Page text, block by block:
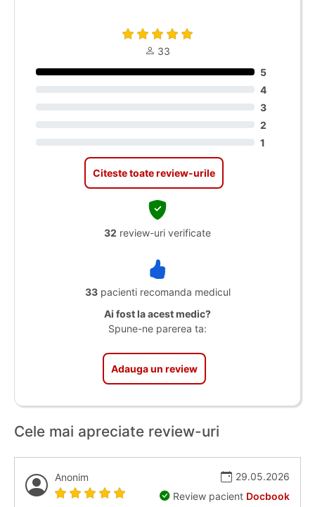
33
5
4
3
2
1
Citeste toate review-urile
32 review-uri verificate
33pacienti recomanda medicul
Ai fost la acest medic?
Spune-ne parerea ta:
Adauga un review
Cele mai apreciate review-uri
Anonim
29.05.2026
Review pacient Docbook